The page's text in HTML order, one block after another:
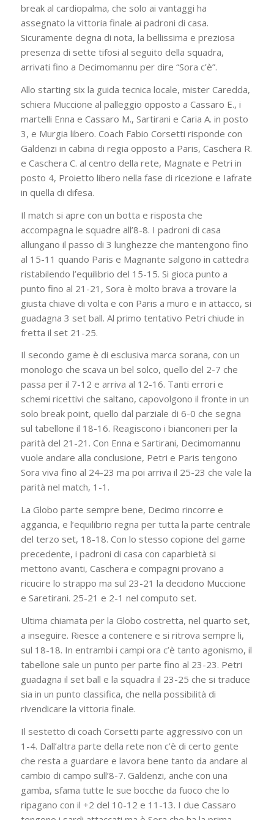
break al cardiopalma, che solo ai vantaggi ha
assegnato la vittoria finale ai padroni di casa.
Sicuramente degna di nota, la bellissima e preziosa
presenza di sette tifosi al seguito della squadra,
arrivati fino a Decimomannu per dire “Sora c’è”.
Allo starting six la guida tecnica locale, mister Caredda,
schiera Muccione al palleggio opposto a Cassaro E., i
martelli Enna e Cassaro M., Sartirani e Caria A. in posto
3, e Murgia libero. Coach Fabio Corsetti risponde con
Galdenzi in cabina di regia opposto a Paris, Caschera R.
e Caschera C. al centro della rete, Magnate e Petri in
posto 4, Proietto libero nella fase di ricezione e Iafrate
in quella di difesa.
Il match si apre con un botta e risposta che
accompagna le squadre all’8-8. I padroni di casa
allungano il passo di 3 lunghezze che mantengono fino
al 15-11 quando Paris e Magnante salgono in cattedra
ristabilendo l’equilibrio del 15-15. Si gioca punto a
punto fino al 21-21, Sora è molto brava a trovare la
giusta chiave di volta e con Paris a muro e in attacco, si
guadagna 3 set ball. Al primo tentativo Petri chiude in
fretta il set 21-25.
Il secondo game è di esclusiva marca sorana, con un
monologo che scava un bel solco, quello del 2-7 che
passa per il 7-12 e arriva al 12-16. Tanti errori e
schemi ricettivi che saltano, capovolgono il fronte in un
solo break point, quello dal parziale di 6-0 che segna
sul tabellone il 18-16. Reagiscono i bianconeri per la
parità del 21-21. Con Enna e Sartirani, Decimomannu
vuole andare alla conclusione, Petri e Paris tengono
Sora viva fino al 24-23 ma poi arriva il 25-23 che vale la
parità nel match, 1-1.
La Globo parte sempre bene, Decimo rincorre e
aggancia, e l’equilibrio regna per tutta la parte centrale
del terzo set, 18-18. Con lo stesso copione del game
precedente, i padroni di casa con caparbietà si
mettono avanti, Caschera e compagni provano a
ricucire lo strappo ma sul 23-21 la decidono Muccione
e Saretirani. 25-21 e 2-1 nel computo set.
Ultima chiamata per la Globo costretta, nel quarto set,
a inseguire. Riesce a contenere e si ritrova sempre li,
sul 18-18. In entrambi i campi ora c’è tanto agonismo, il
tabellone sale un punto per parte fino al 23-23. Petri
guadagna il set ball e la squadra il 23-25 che si traduce
sia in un punto classifica, che nella possibilità di
rivendicare la vittoria finale.
Il sestetto di coach Corsetti parte aggressivo con un
1-4. Dall’altra parte della rete non c’è di certo gente
che resta a guardare e lavora bene tanto da andare al
cambio di campo sull’8-7. Galdenzi, anche con una
gamba, sfama tutte le sue bocche da fuoco che lo
ripagano con il +2 del 10-12 e 11-13. I due Cassaro